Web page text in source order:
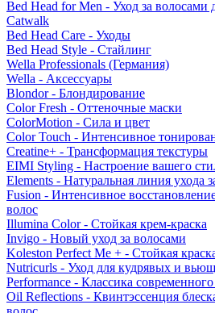
Bed Head for Men - Уход за волосами
Catwalk
Bed Head Care - Уходы
Bed Head Style - Стайлинг
Wella Professionals (Германия)
Wella - Аксессуары
Blondor - Блондирование
Color Fresh - Оттеночные маски
ColorMotion - Сила и цвет
Color Touch - Интенсивное
Creatine+ - Трансформация текстуры
EIMI Styling - Настроение вашего
Elements - Натуральная линия ухода
Fusion - Интенсивное
волос
Illumina Color - Стойкая крем-краска
Invigo - Новый уход за волосами
Koleston Perfect Me + - Стойкая
Nutricurls - Уход для кудрявых и
Performance - Классика
Oil Reflections - Квинтэссенция